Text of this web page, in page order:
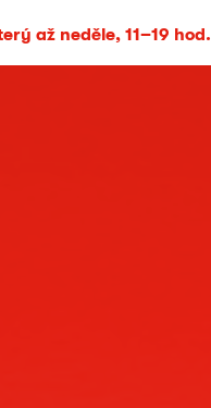
až neděle, 11–19 hod.